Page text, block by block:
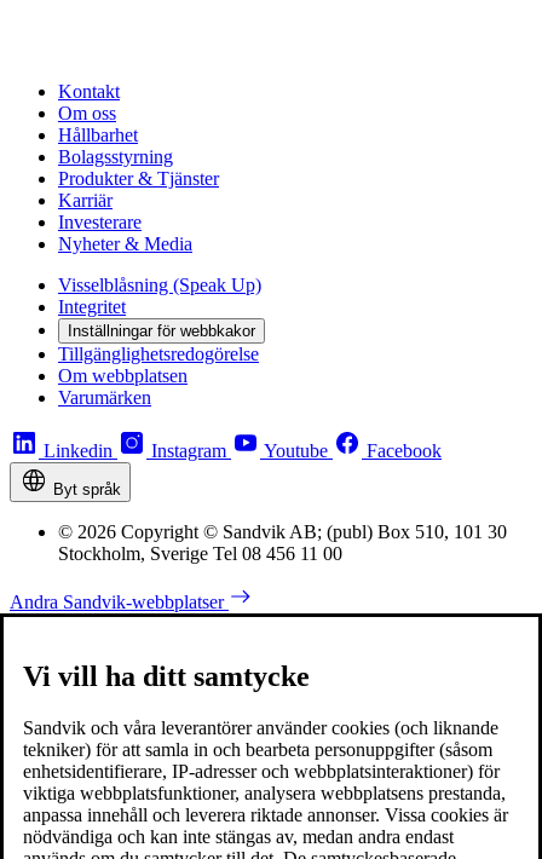
Kontakt
Om oss
Hållbarhet
Bolagsstyrning
Produkter & Tjänster
Karriär
Investerare
Nyheter & Media
Visselblåsning (Speak Up)
Integritet
Inställningar för webbkakor
Tillgänglighetsredogörelse
Om webbplatsen
Varumärken
Linkedin Instagram Youtube Facebook
Byt språk
© 2026 Copyright © Sandvik AB; (publ) Box 510, 101 30
Stockholm, Sverige Tel 08 456 11 00
Andra Sandvik-webbplatser
Vi vill ha ditt samtycke
Sandvik och våra leverantörer använder cookies (och liknande
tekniker) för att samla in och bearbeta personuppgifter (såsom
enhetsidentifierare, IP-adresser och webbplatsinteraktioner) för
viktiga webbplatsfunktioner, analysera webbplatsens prestanda,
anpassa innehåll och leverera riktade annonser. Vissa cookies är
nödvändiga och kan inte stängas av, medan andra endast